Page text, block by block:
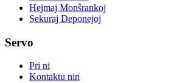
Hejmaj Monŝrankoj
Sekuraj Deponejoj
Servo
Pri ni
Kontaktu nin